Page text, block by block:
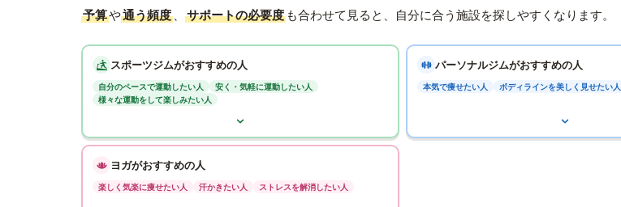
予算や通う頻度 、 サポートの必要度 も合わせて見ると、自分に合う施設を探しやすくなります。
スポーツジムがおすすめの人
自分のペースで運動したい人
安く・気軽に運動したい人
様々な運動をして楽しみたい人
パーソナルジムがおすすめの人
本気で痩せたい人 ボディラインを美しく見せたい人
ヨガがおすすめの人
楽しく気楽に痩せたい人 汗かきたい人 ストレスを解消したい人